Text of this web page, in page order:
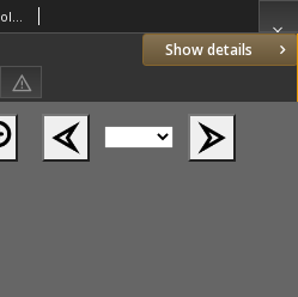
Show details
Gazeta Polska: codzienne pismo polsko-katolickie dla wszystkich stanów 1929.06.28 R.33 Nr147